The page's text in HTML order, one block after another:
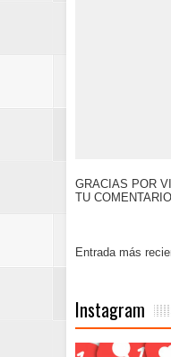
GRACIAS POR
TU COMENTARIO.
Entrada más
Instagram